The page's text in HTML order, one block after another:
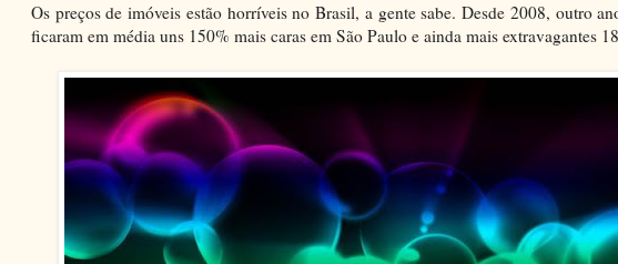
Os preços de imóveis estão horríveis no Brasil, a gente sabe. Desde 2008, outro
ficaram em média uns 150% mais caras em São Paulo e ainda mais extravagantes